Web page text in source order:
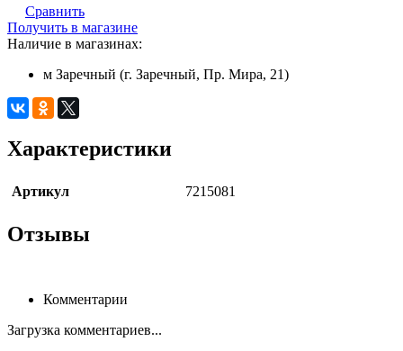
Сравнить
Получить в магазине
Наличие в магазинах:
м Заречный (г. Заречный, Пр. Мира, 21)
Характеристики
Артикул 7215081
Отзывы
Комментарии
Загрузка комментариев...